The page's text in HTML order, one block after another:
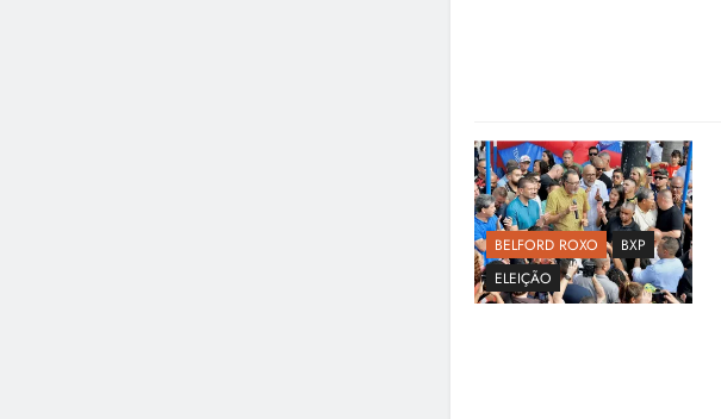
BELFORD ROXO
BXP
ELEIÇÃO